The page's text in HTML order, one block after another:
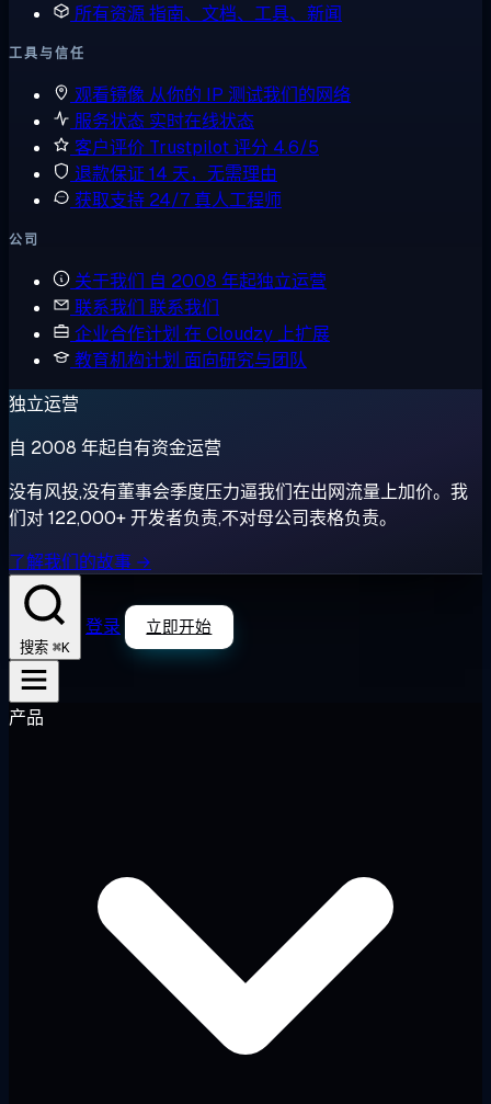
所有资源指南、文档、工具、新闻
工具与信任
观看镜像 从你的 IP 测试我们的网络
服务状态 实时在线状态
客户评价 Trustpilot 评分 4.6/5
退款保证 14 天，无需理由
获取支持 24/7 真人工程师
公司
关于我们 自 2008 年起独立运营
联系我们 联系我们
企业合作计划 在 Cloudzy 上扩展
教育机构计划 面向研究与团队
独立运营
自 2008 年起自有资金运营
没有风投,没有董事会季度压力逼我们在出网流量上加价。我
们对 122,000+ 开发者负责,不对母公司表格负责。
了解我们的故事 →
搜索 ⌘K
登录 立即开始
产品